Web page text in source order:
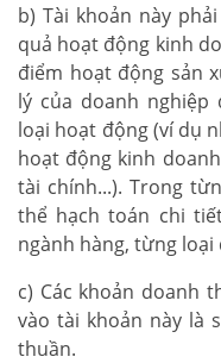
b) Tài khoản này
quả hoạt động kinh
điểm hoạt động sản
lý của doanh
loại hoạt động (ví dụ
hoạt động kinh
tài chính...). Trong
thể hạch toán chi
ngành hàng, từng loại
c) Các khoản doanh
vào tài khoản này là
thuần.